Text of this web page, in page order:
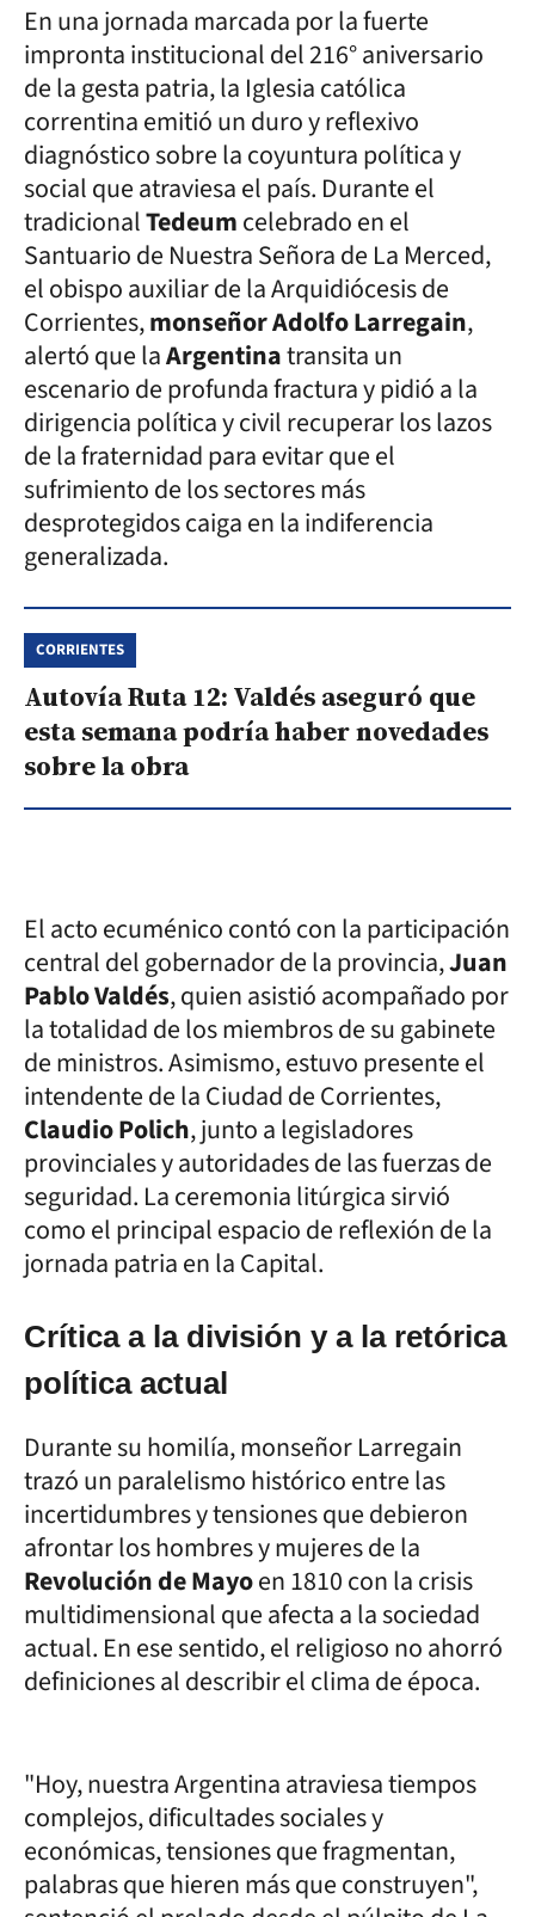
En una jornada marcada por la fuerte
impronta institucional del 216° aniversario
de la gesta patria, la Iglesia católica
correntina emitió un duro y reflexivo
diagnóstico sobre la coyuntura política y
social que atraviesa el país. Durante el
tradicionalTedeumcelebrado en el
Santuario de Nuestra Señora de La Merced,
el obispo auxiliar de la Arquidiócesis de
Corrientes,monseñor Adolfo Larregain,
alertó que laArgentinatransita un
escenario de profunda fractura y pidió a la
dirigencia política y civil recuperar los lazos
de la fraternidad para evitar que el
sufrimiento de los sectores más
desprotegidos caiga en la indiferencia
generalizada.
CORRIENTES
Autovía Ruta 12: Valdés aseguró que
esta semana podría haber novedades
sobre la obra
El acto ecuménico contó con la participación
central del gobernador de la provincia,Juan
Pablo Valdés, quien asistió acompañado por
la totalidad de los miembros de su gabinete
de ministros. Asimismo, estuvo presente el
intendente de la Ciudad de Corrientes,
Claudio Polich, junto a legisladores
provinciales y autoridades de las fuerzas de
seguridad. La ceremonia litúrgica sirvió
como el principal espacio de reflexión de la
jornada patria en la Capital.
Crítica a la división y a la retórica
política actual
Durante su homilía, monseñor Larregain
trazó un paralelismo histórico entre las
incertidumbres y tensiones que debieron
afrontar los hombres y mujeres de la
Revolución de Mayoen 1810 con la crisis
multidimensional que afecta a la sociedad
actual. En ese sentido, el religioso no ahorró
definiciones al describir el clima de época.
"Hoy, nuestra Argentina atraviesa tiempos
complejos, dificultades sociales y
económicas, tensiones que fragmentan,
palabras que hieren más que construyen",